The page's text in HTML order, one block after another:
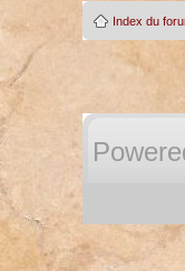
Index du